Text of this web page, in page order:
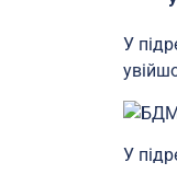
У
У